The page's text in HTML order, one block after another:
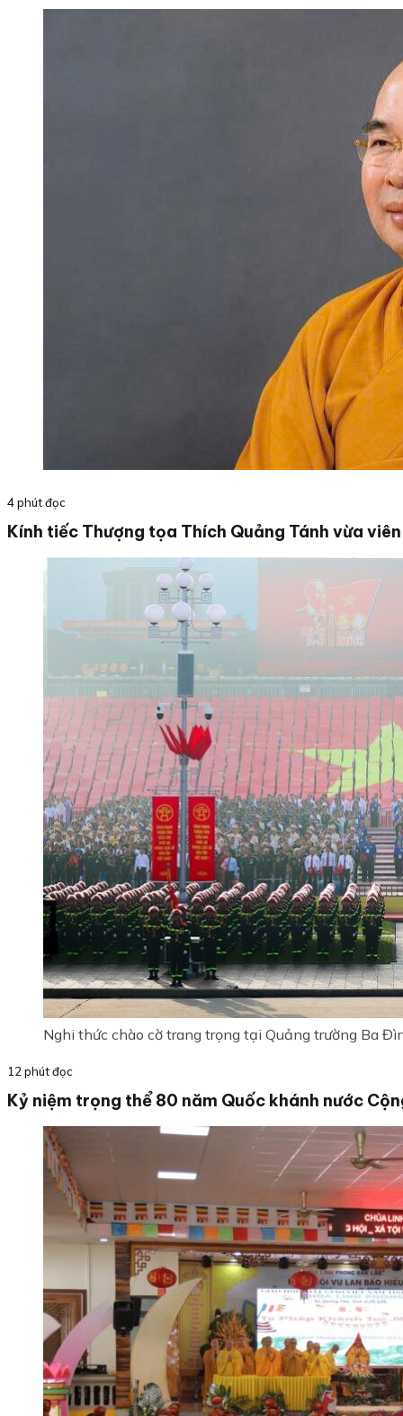
4 phút đọc
Kính tiếc Thượng tọa Thích Quảng Tánh vừa
Nghi thức chào cờ trang trọng tại Quảng trường Ba
12 phút đọc
Kỷ niệm trọng thể 80 năm Quốc khánh nước